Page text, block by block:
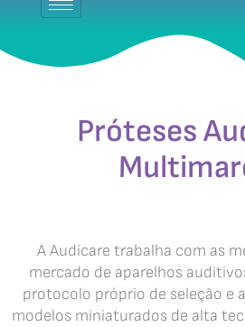
Próteses
A Audicare trabalha com as
mercado de aparelhos
protocolo próprio de seleção e
modelos miniaturados de alta